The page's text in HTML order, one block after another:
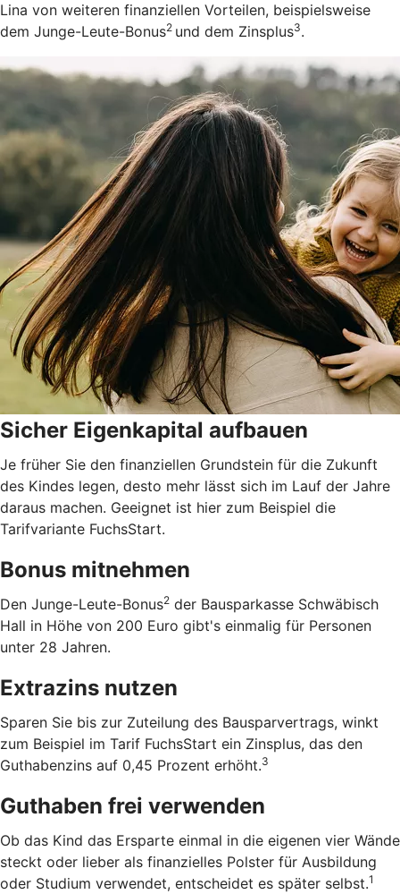
Lina von weiteren finanziellen Vorteilen, beispielsweise
dem Junge-Leute-Bonus2 und dem Zinsplus3.
Sicher Eigenkapital aufbauen
Je früher Sie den finanziellen Grundstein für die Zukunft
des Kindes legen, desto mehr lässt sich im Lauf der Jahre
daraus machen. Geeignet ist hier zum Beispiel die
Tarifvariante FuchsStart.
Bonus mitnehmen
Den Junge-Leute-Bonus2 der Bausparkasse Schwäbisch
Hall in Höhe von 200 Euro gibt's einmalig für Personen
unter 28 Jahren.
Extrazins nutzen
Sparen Sie bis zur Zuteilung des Bausparvertrags, winkt
zum Beispiel im Tarif FuchsStart ein Zinsplus, das den
Guthabenzins auf 0,45 Prozent erhöht.3
Guthaben frei verwenden
Ob das Kind das Ersparte einmal in die eigenen vier Wände
steckt oder lieber als finanzielles Polster für Ausbildung
oder Studium verwendet, entscheidet es später selbst.1